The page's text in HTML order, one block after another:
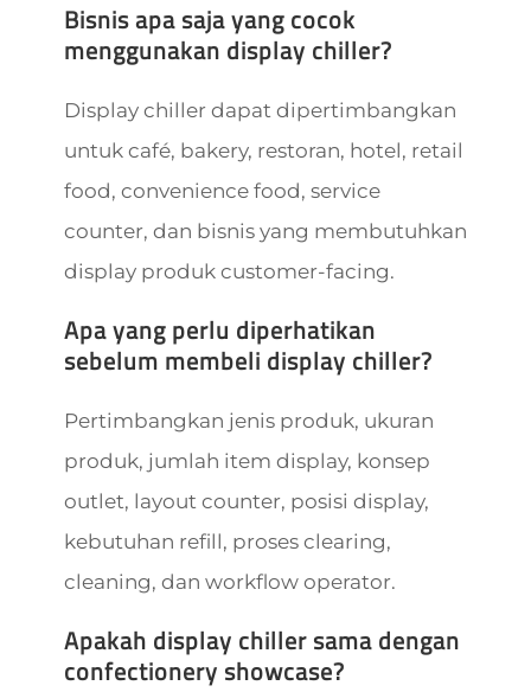
Bisnis apa saja yang cocok
menggunakan display chiller?
Display chiller dapat dipertimbangkan
untuk café, bakery, restoran, hotel, retail
food, convenience food, service
counter, dan bisnis yang membutuhkan
display produk customer-facing.
Apa yang perlu diperhatikan
sebelum membeli display chiller?
Pertimbangkan jenis produk, ukuran
produk, jumlah item display, konsep
outlet, layout counter, posisi display,
kebutuhan refill, proses clearing,
cleaning, dan workflow operator.
Apakah display chiller sama dengan
confectionery showcase?